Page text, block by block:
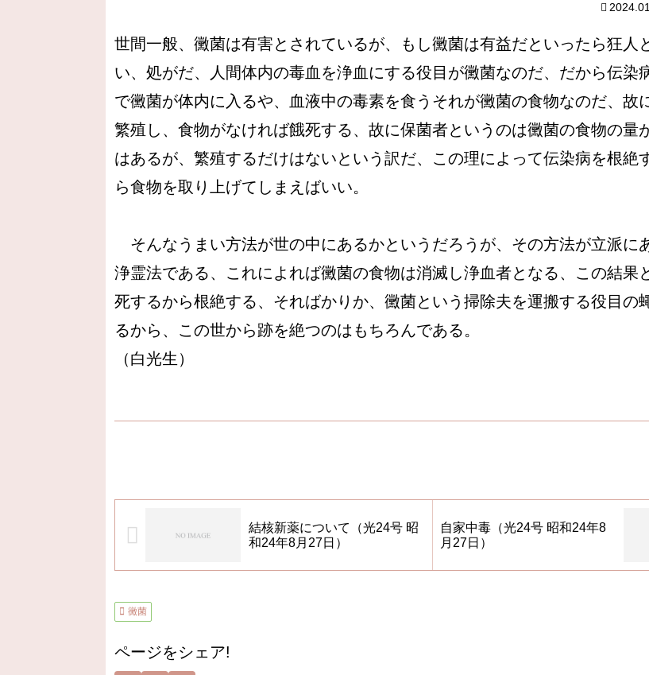
世間一般、黴菌は有害とされているが、もし黴菌は有益だといったら狂人
い、処がだ、人間体内の毒血を浄血にする役目が黴菌なのだ、だから伝染
で黴菌が体内に入るや、血液中の毒素を食うそれが黴菌の食物なのだ、故
繁殖し、食物がなければ餓死する、故に保菌者というのは黴菌の食物の量
はあるが、繁殖するだけはないという訳だ、この理によって伝染病を根絶
ら食物を取り上げてしまえばいい。
そんなうまい方法が世の中にあるかというだろうが、その方法が立派に
浄霊法である、これによれば黴菌の食物は消滅し浄血者となる、この結果
死するから根絶する、そればかりか、黴菌という掃除夫を運搬する役目の
るから、この世から跡を絶つのはもちろんである。
（白光生）
結核新薬について（光24号 昭
和24年8月27日）
自家中毒（光24号 昭和24年8
月27日）
黴菌
ページをシェア!